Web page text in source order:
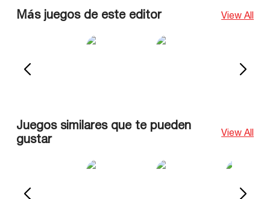
Más juegos de este editor View All
Juegos similares que te pueden
gustar
View All